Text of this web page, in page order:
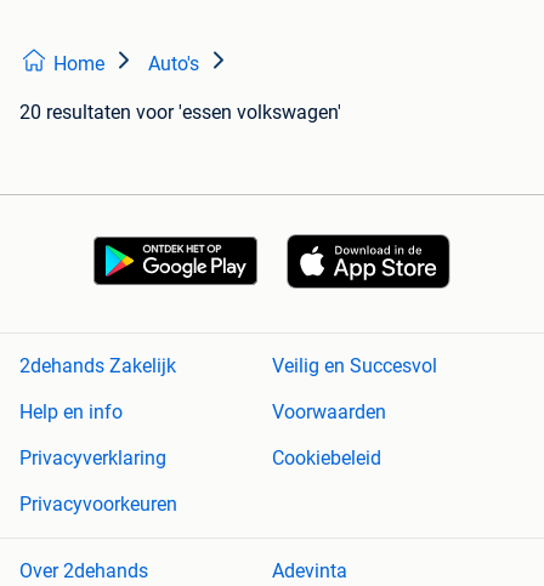
Home Auto's
20 resultaten voor 'essen volkswagen'
2dehands Zakelijk
Veilig en Succesvol
Help en info
Voorwaarden
Privacyverklaring
Cookiebeleid
Privacyvoorkeuren
Over 2dehands Adevinta